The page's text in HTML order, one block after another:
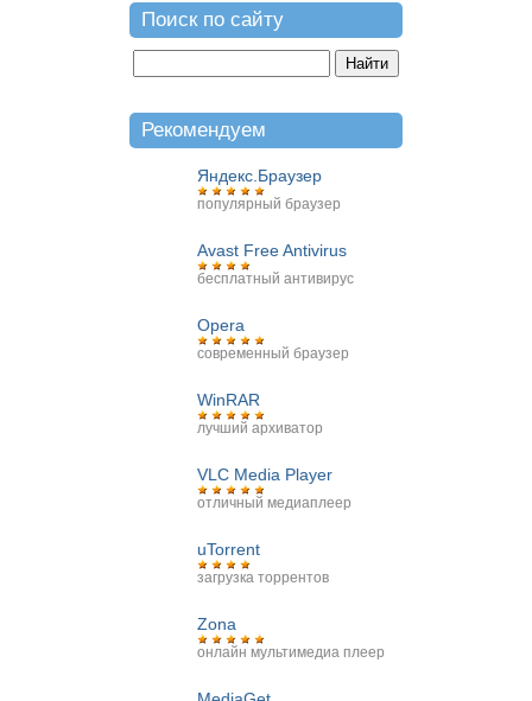
Поиск по сайту
Рекомендуем
Яндекс.Браузер
популярный браузер
Avast Free Antivirus
бесплатный антивирус
Opera
современный браузер
WinRAR
лучший архиватор
VLC Media Player
отличный медиаплеер
uTorrent
загрузка торрентов
Zona
онлайн мультимедиа плеер